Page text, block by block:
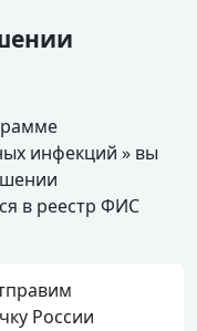
инфекций » вы
в реестр ФИС
России